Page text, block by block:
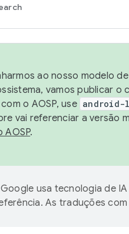
ao nosso modelo
vamos publicar
o AOSP, use android-
vai referenciar a versão
AOSP.
usa tecnologia de
As traduções